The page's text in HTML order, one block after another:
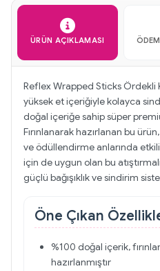
ÜRÜN AÇIKLAMASI
Reflex Wrapped Sticks Ördekli
yüksek et içeriğiyle kolayca
doğal içeriğe sahip süper
Fırınlanarak hazırlanan bu
ve ödüllendirme anlarında
için de uygun olan bu
güçlü bağışıklık ve sindirim
Öne Çıkan
%100 doğal içerik,
hazırlanmıştır